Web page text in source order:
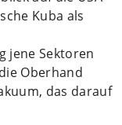
Kuba als
jene Sektoren
Oberhand
das darauf